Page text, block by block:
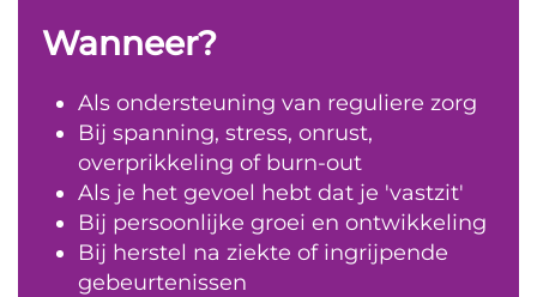
Wanneer?
Als ondersteuning van reguliere zorg
Bij spanning, stress, onrust,
overprikkeling of burn-out
Als je het gevoel hebt dat je 'vastzit'
Bij persoonlijke groei en ontwikkeling
Bij herstel na ziekte of ingrijpende
gebeurtenissen